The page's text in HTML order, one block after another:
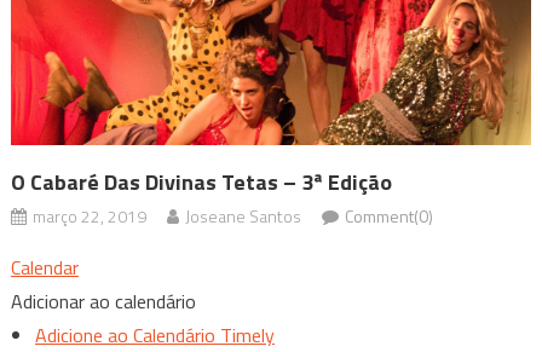
O Cabaré Das Divinas Tetas – 3ª Edição
março 22, 2019 Joseane Santos Comment(0)
Calendar
Adicionar ao calendário
Adicione ao Calendário Timely